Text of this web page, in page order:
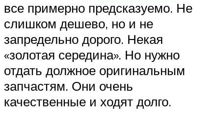
все примерно предсказуемо. Не
слишком дешево, но и не
запредельно дорого. Некая
«золотая середина». Но нужно
отдать должное оригинальным
запчастям. Они очень
качественные и ходят долго.